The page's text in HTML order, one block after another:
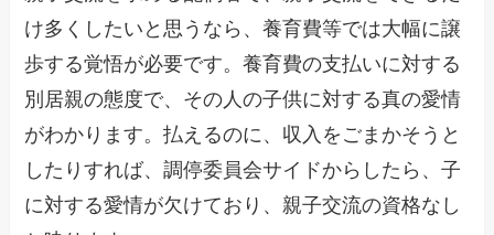
け多くしたいと思うなら、養育費等では大幅に譲
歩する覚悟が必要です。養育費の支払いに対する
別居親の態度で、その人の子供に対する真の愛情
がわかります。払えるのに、収入をごまかそうと
したりすれば、調停委員会サイドからしたら、子
に対する愛情が欠けており、親子交流の資格なし